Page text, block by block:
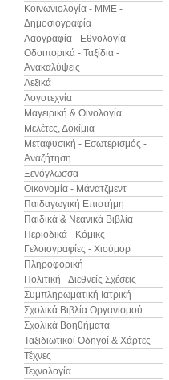
Κοινωνιολογία - ΜΜΕ -
Δημοσιογραφία
Λαογραφία - Εθνολογία -
Οδοιπορικά - Ταξίδια -
Ανακαλύψεις
Λεξικά
Λογοτεχνία
Μαγειρική & Οινολογία
Μελέτες, Δοκίμια
Μεταφυσική - Εσωτερισμός -
Αναζήτηση
Ξενόγλωσσα
Οικονομία - Μάνατζμεντ
Παιδαγωγική Επιστήμη
Παιδικά & Νεανικά Βιβλία
Περιοδικά - Κόμικς -
Γελοιογραφίες - Χιούμορ
Πληροφορική
Πολιτική - Διεθνείς Σχέσεις
Συμπληρωματική Ιατρική
Σχολικά Βιβλία Οργανισμού
Σχολικά Βοηθήματα
Ταξιδιωτικοί Οδηγοί & Χάρτες
Τέχνες
Τεχνολογία